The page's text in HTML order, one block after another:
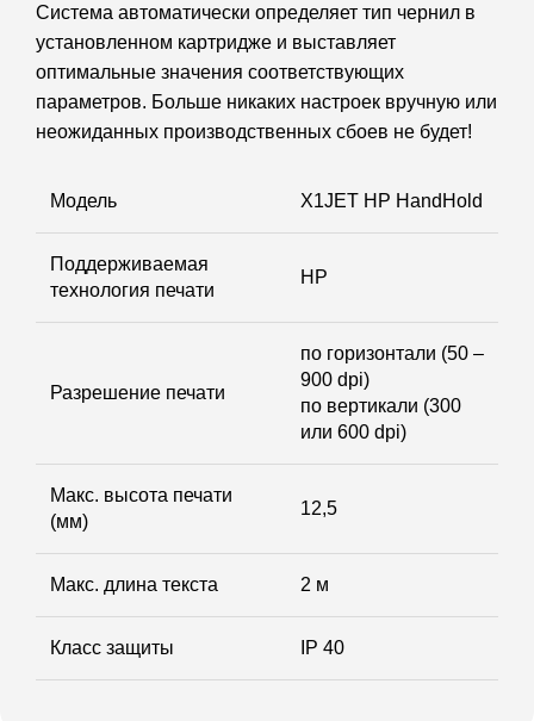
Система автоматически определяет тип чернил в
установленном картридже и выставляет
оптимальные значения соответствующих
параметров. Больше никаких настроек вручную или
неожиданных производственных сбоев не будет!
Модель X1JET HP HandHold
Поддерживаемая
технология печати
HP
Разрешение печати
по горизонтали (50 –
900 dpi)
по вертикали (300
или 600 dpi)
Макс. высота печати
(мм)
12,5
Макс. длина текста 2 м
Класс защиты IP 40